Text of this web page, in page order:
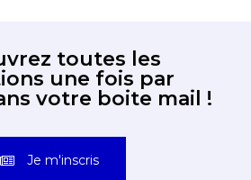
toutes les
une fois par
votre boite mail !
Je m'inscris